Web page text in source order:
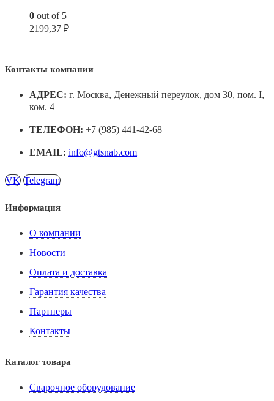
0 out of 5
2199,37 ₽
Контакты компании
АДРЕС: г. Москва, Денежный переулок, дом 30, пом. I,
ком. 4
ТЕЛЕФОН: +7 (985) 441-42-68
EMAIL: info@gtsnab.com
VK Telegram
Информация
О компании
Новости
Оплата и доставка
Гарантия качества
Партнеры
Контакты
Каталог товара
Сварочное оборудование